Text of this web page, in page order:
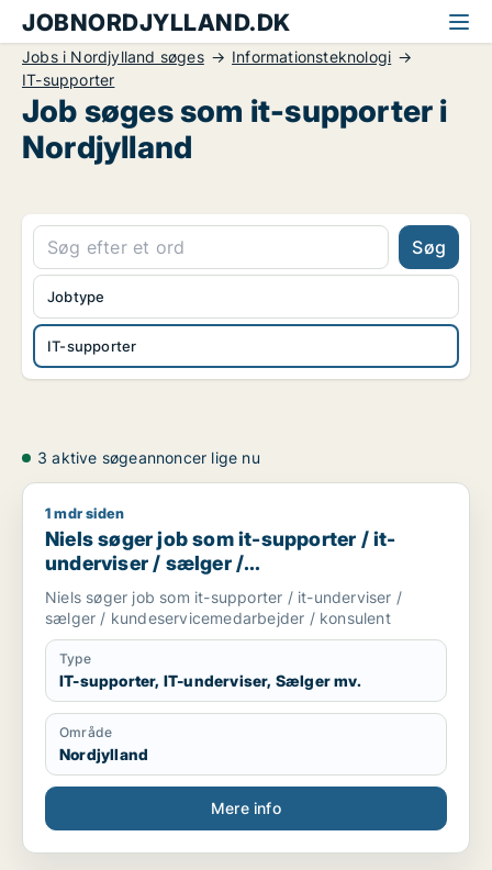
JOBNORDJYLLAND.DK
Jobs i Nordjylland søges
Informationsteknologi
IT-supporter
Job søges som it-supporter i
Nordjylland
Søg
IT-supporter
Jobtype
3 aktive søgeannoncer lige nu
Niels søger job som it-supporter / it-underviser / sælger /
1 mdr siden
Niels søger job som it-supporter / it-
underviser / sælger /
kundeservicemedarbejder / konsulent
Niels søger job som it-supporter / it-underviser /
sælger / kundeservicemedarbejder / konsulent
Type
IT-supporter, IT-underviser, Sælger mv.
Område
Nordjylland
Mere info